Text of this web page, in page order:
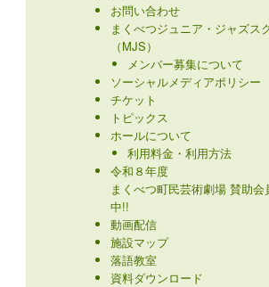
お問い合わせ
まくべつジュニア・ジャズス
（MJS）
メンバー募集について
ソーシャルメディアポリシー
チケット
トピックス
ホールについて
利用料金・利用方法
令和８年度
まくべつ町民芸術劇場 賛助会
中!!
動画配信
施設マップ
落語教室
資料ダウンロード